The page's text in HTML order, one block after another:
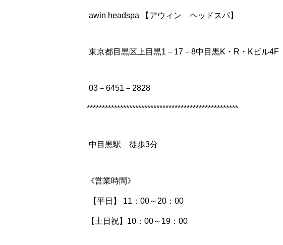
awin headspa 【アウィン ヘッドスパ】
東京都目黒区上目黒1－17－8中目黒K・R・Kビル4F
03－6451－2828
**************************************************
中目黒駅 徒歩3分
《営業時間》
【平日】 11：00～20：00
【土日祝】10：00～19：00